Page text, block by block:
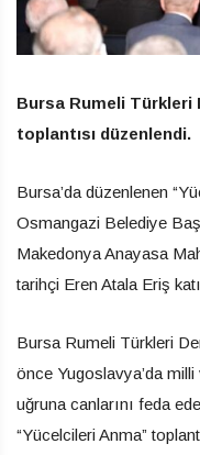
Bursa Rumeli Türkleri
toplantısı düzenlendi.
Bursa’da düzenlenen
Osmangazi Belediye
Makedonya Anayasa
tarihçi Eren Atala Eriş
Bursa Rumeli Türkleri
önce Yugoslavya’da
uğruna canlarını feda
“Yücelcileri Anma”